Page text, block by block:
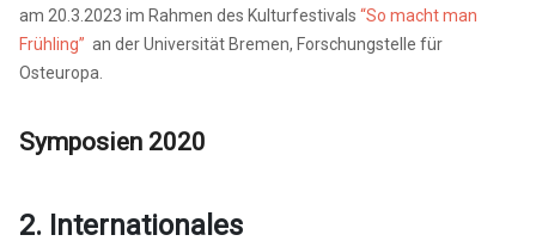
am 20.3.2023 im Rahmen des Kulturfestivals “So macht man
Frühling” an der Universität Bremen, Forschungstelle für
Osteuropa.
Symposien 2020
2. Internationales